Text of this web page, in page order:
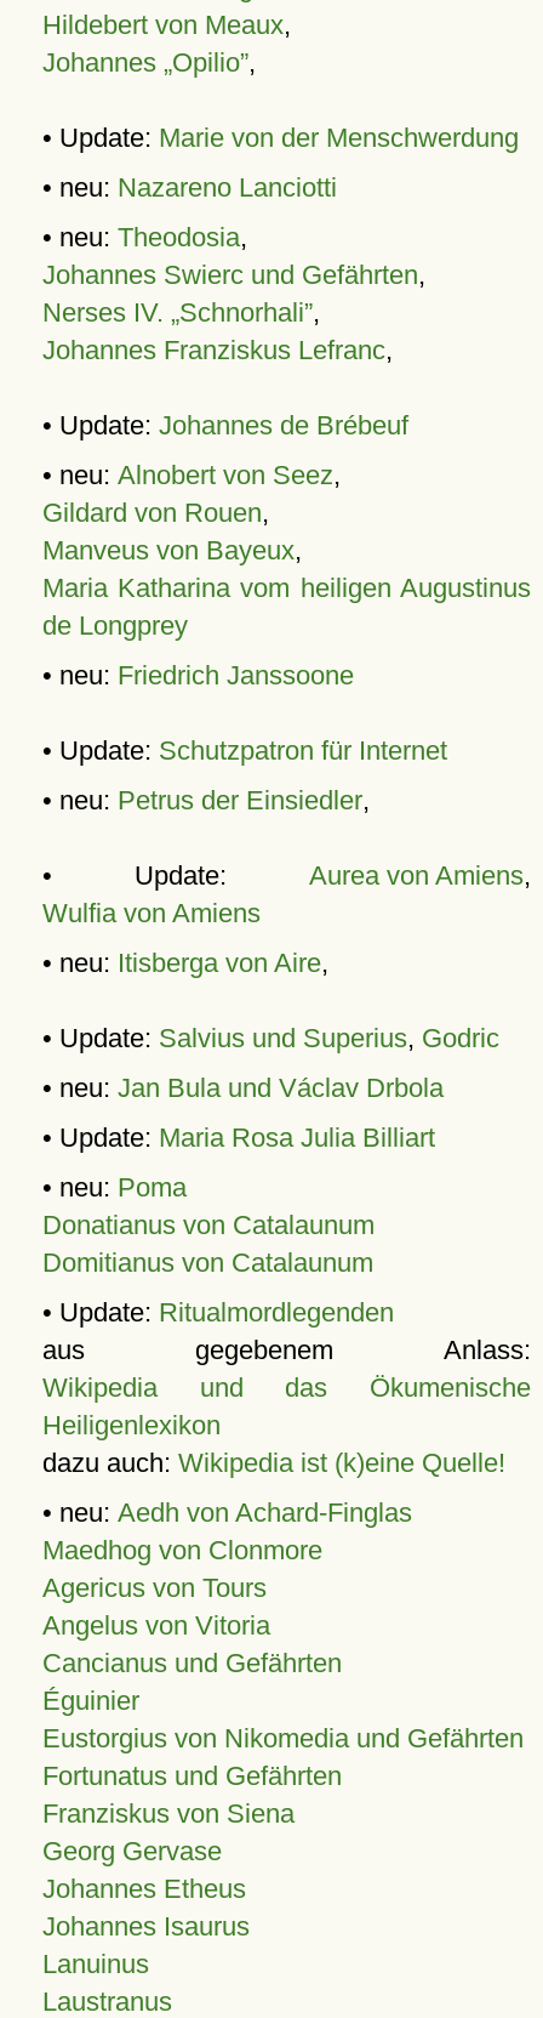
Hildebert von Meaux,
Johannes „Opilio”,
• Update: Marie von der Menschwerdung
• neu: Nazareno Lanciotti
• neu: Theodosia,
Johannes Swierc und Gefährten,
Nerses IV. „Schnorhali”,
Johannes Franziskus Lefranc,
• Update: Johannes de Brébeuf
• neu: Alnobert von Seez,
Gildard von Rouen,
Manveus von Bayeux,
Maria Katharina vom heiligen Augustinus
de Longprey
• neu: Friedrich Janssoone
• Update: Schutzpatron für Internet
• neu: Petrus der Einsiedler,
• Update: Aurea von Amiens,
Wulfia von Amiens
• neu: Itisberga von Aire,
• Update: Salvius und Superius, Godric
• neu: Jan Bula und Václav Drbola
• Update: Maria Rosa Julia Billiart
• neu: Poma
Donatianus von Catalaunum
Domitianus von Catalaunum
• Update: Ritualmordlegenden
aus gegebenem Anlass:
Wikipedia und das Ökumenische
Heiligenlexikon
dazu auch: Wikipedia ist (k)eine Quelle!
• neu: Aedh von Achard-Finglas
Maedhog von Clonmore
Agericus von Tours
Angelus von Vitoria
Cancianus und Gefährten
Éguinier
Eustorgius von Nikomedia und Gefährten
Fortunatus und Gefährten
Franziskus von Siena
Georg Gervase
Johannes Etheus
Johannes Isaurus
Lanuinus
Laustranus